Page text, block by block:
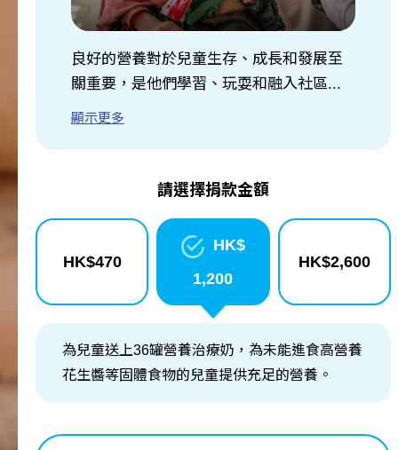
良好的營養對於兒童生存、成長和發展至
關重要，是他們學習、玩耍和融入社區...
顯示更多
請選擇捐款金額
HK$470
HK$
1,200
HK$2,600
為兒童送上36罐營養治療奶，為未能進食高營養
花生醬等固體食物的兒童提供充足的營養。